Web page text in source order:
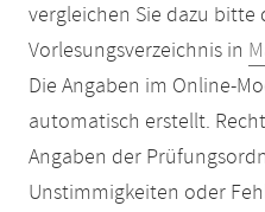
vergleichen Sie dazu bitte
Vorlesungsverzeichnis in
Die Angaben im Online-
automatisch erstellt.
Angaben der
Unstimmigkeiten oder